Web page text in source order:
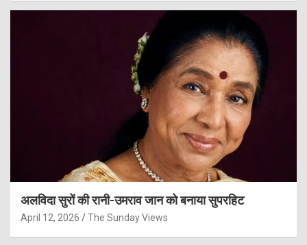
अलविदा सुरों की रानी-उमराव जान को बनाया सुपरहिट
April 12, 2026 The Sunday Views